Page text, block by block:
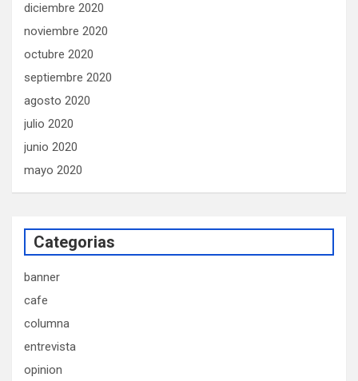
diciembre 2020
noviembre 2020
octubre 2020
septiembre 2020
agosto 2020
julio 2020
junio 2020
mayo 2020
Categorias
banner
cafe
columna
entrevista
opinion